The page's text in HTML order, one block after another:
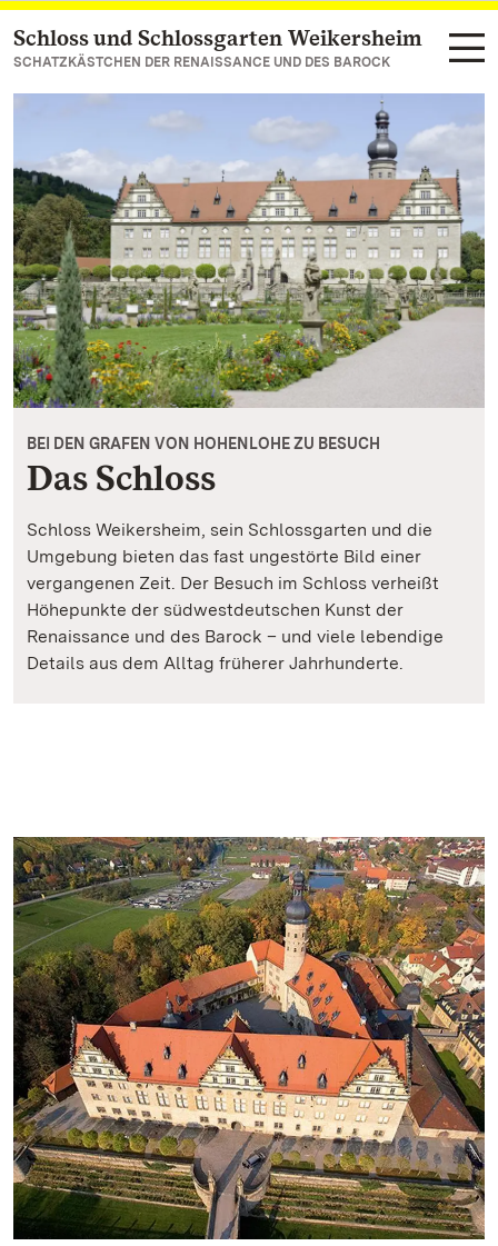
Zum Hauptinhalt springen
Schloss und Schlossgarten Weikersheim
SCHATZKÄSTCHEN DER RENAISSANCE UND DES BAROCK
BEI DEN GRAFEN VON HOHENLOHE ZU BESUCH
Das Schloss
Schloss Weikersheim, sein Schlossgarten und die
Umgebung bieten das fast ungestörte Bild einer
vergangenen Zeit. Der Besuch im Schloss verheißt
Höhepunkte der südwestdeutschen Kunst der
Renaissance und des Barock – und viele lebendige
Details aus dem Alltag früherer Jahrhunderte.